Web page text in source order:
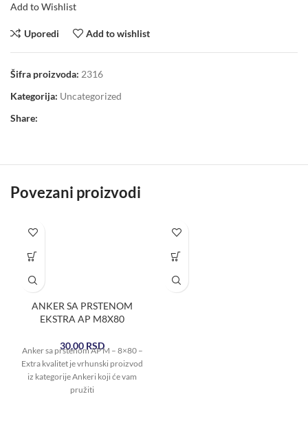
Add to Wishlist
Uporedi Add to wishlist
Šifra proizvoda: 2316
Kategorija: Uncategorized
Share:
Povezani proizvodi
ANKER SA PRSTENOM
EKSTRA AP M8X80
30,00 RSD
Anker sa prstenom AP M – 8×80 –
Extra kvalitet je vrhunski proizvod
iz kategorije Ankeri koji će vam
pružiti